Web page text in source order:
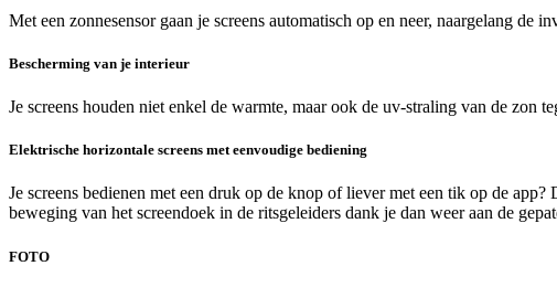
Met een zonnesensor gaan je screens automatisch op en neer, naargelang
Bescherming van je interieur
Je screens houden niet enkel de warmte, maar ook de uv-straling van de zon
Elektrische horizontale screens met eenvoudige bediening
Je screens bedienen met een druk op de knop of liever met een tik op de
beweging van het screendoek in de ritsgeleiders dank je dan weer aan de
FOTO